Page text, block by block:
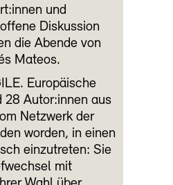
und
Diskussion
die Abende von
Mateos.
Europäische
28 Autor:innen aus
Netzwerk der
worden, in einen
einzutreten: Sie
mit